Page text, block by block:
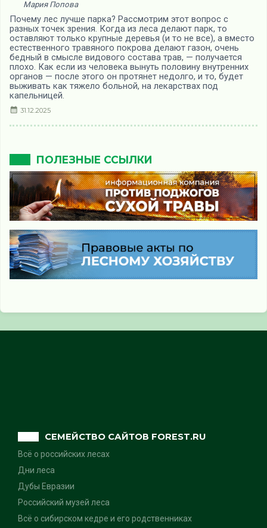
Мария Попова
Почему лес лучше парка? Рассмотрим этот вопрос с
разных точек зрения. Когда из леса делают парк, то
оставляют только крупные деревья (и то не все), а вместо
естественного травяного покрова делают газон, очень
бедный в смысле видового состава трав, — получается
плохо. Как если из человека вынуть половину внутренних
органов — после этого он протянет недолго, и то, будет
выживать как тяжело больной, на лекарствах под
капельницей.
31.12.2025
ПОЛЕЗНЫЕ ССЫЛКИ
СЕМЕЙСТВО САЙТОВ FOREST.RU
Всё о российских лесах
Дни леса
Дубы Евразии
Российский музей леса
Всё о сибирском кедре и его родственниках